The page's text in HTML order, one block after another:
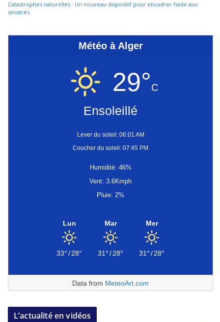
Catastrophes naturelles : Un nouveau dispositif pour encadrer l’aide aux
sinistrés
Météo à Alger
29°C
Ensoleillé
Lever du soleil: 06:01 AM
Coucher du soleil: 07:45 PM
Humidité: 46%
Vent: 3.6Kmph
Pluie: 2%
Lun
33°/28°
Mar
31°/28°
Mer
31°/28°
Data from MeteoArt.com
L’actualité en vidéos